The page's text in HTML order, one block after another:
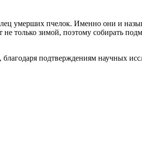
умерших пчелок. Именно они и
только зимой, поэтому собирать
подтверждениям научных